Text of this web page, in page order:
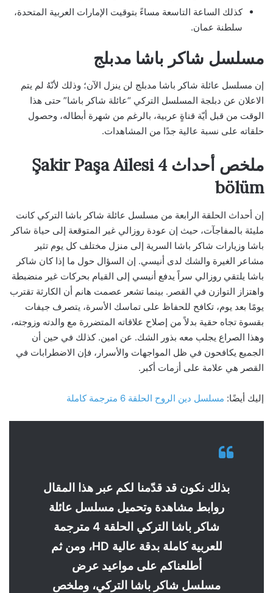
كذلك الساعة التاسعة مساءً بتوقيت الإمارات العربية المتحدة،
سلطنة عمان.
مسلسل شاكر باشا مدبلج
إن مسلسل عائلة شاكر باشا مدبلج لن ينزل الآن؛ وذلك لأنّهُ لم يتم
الاعلان عن دبلجة المسلسل التركي “عائلة شاكر باشا” حتى هذا
الوقت من قبل أيّة قناةٍ عربية، بالرغم من شهرة أبطاله، وحصول
حلقاته على نسبة عالية جدًا من المشاهدات.
ملخص أحداث Şakir Paşa Ailesi 4
bölüm
إن أحداث الحلقة الرابعة من مسلسل عائلة شاكر باشا التركي كانت
مليئة بالمفاجآت، حيث إن عودة روزالي غير المتوقعة إلى حياة شاكر
باشا وزيارات شاكر باشا السرية إلى منزل مختلف كل يوم تثير
مشاعر الغيرة والشك لدى أنيسي. إن السؤال حول ما إذا كان شاكر
باشا يلتقي روزالي سراً يدفع أنيسي إلى القيام بحركات غير منضبطة
واهتزاز التوازن في القصر. بينما تشعر عصمت هانم أن الكارثة تقترب
يومًا بعد يوم، تكافح للحفاظ على تماسك الأسرة، يتصرف جيفات
بقسوة تجاه حقية بدلاً من إصلاح علاقاته المتضررة مع والدته وزوجته،
وهذا الصراع يجلب معه بذور الشك. عن امين. كذلك في حين أن
الجميع يكافحون في ظل المواجهات والأسرار، فإن الاضطرابات في
القصر هي علامة على أزمات أكبر.
إليك أيضًا: مسلسل دين الروح الحلقة 6 مترجمة كاملة
بذلك نكون قد قدّمنا لكم عبر هذا المقال
روابط مشاهدة وتحميل مسلسل عائلة
شاكر باشا التركي الحلقة 4 مترجمة
للعربية كاملة بدقة عالية HD، ومن ثم
أطلعناكم على مواعيد عرض
مسلسل شاكر باشا التركي، وملخص